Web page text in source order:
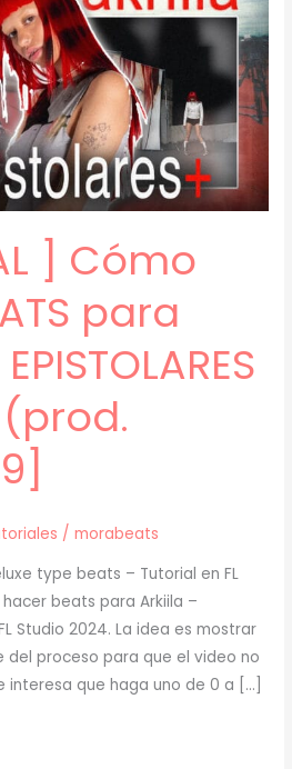
] Cómo
para
/morabeats
type beats – Tutorial en FL
beats para Arkiila –
Studio 2024. La idea es mostrar
proceso para que el video no
interesa que haga uno de 0 a […]